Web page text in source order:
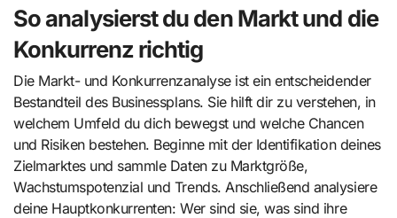
So analysierst du den Markt und die
Konkurrenz richtig
Die Markt- und Konkurrenzanalyse ist ein entscheidender
Bestandteil des Businessplans. Sie hilft dir zu verstehen, in
welchem Umfeld du dich bewegst und welche Chancen
und Risiken bestehen. Beginne mit der Identifikation deines
Zielmarktes und sammle Daten zu Marktgröße,
Wachstumspotenzial und Trends. Anschließend analysiere
deine Hauptkonkurrenten: Wer sind sie, was sind ihre